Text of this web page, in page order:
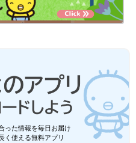
った情報を毎日お届け
く使える無料アプリ